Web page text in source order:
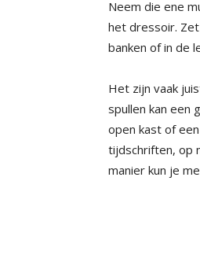
Neem die ene
het dressoir.
banken of in de
Het zijn vaak
spullen kan een
open kast of
tijdschriften, op
manier kun je